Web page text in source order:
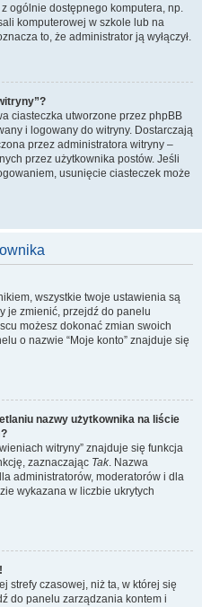
ogólnie dostępnego komputera, np.
komputerowej w szkole lub na
to, że administrator ją wyłączył.
ciasteczka utworzone przez phpBB
i logowany do witryny. Dostarczają
przez administratora witryny –
przez użytkownika postów. Jeśli
usunięcie ciasteczek może
wszystkie twoje ustawienia są
je zmienić, przejdź do panelu
możesz dokonać zmian swoich
o nazwie “Moje konto” znajduje się
nazwy użytkownika na liście
witryny” znajduje się funkcja
zaznaczając Tak. Nazwa
administratorów, moderatorów i dla
wykazana w liczbie ukrytych
strefy czasowej, niż ta, w której się
do panelu zarządzania kontem i